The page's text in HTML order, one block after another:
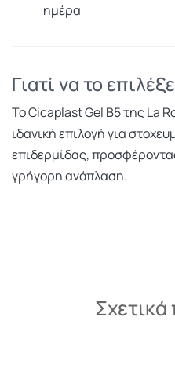
ημέρα
Γιατί να το
Το Cicaplast Gel B5 της La
ιδανική επιλογή για
επιδερμίδας,
γρήγορη ανάπλαση.
Σχετικά